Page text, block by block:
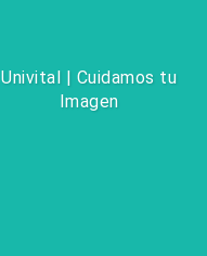
Univital | Cuidamos tu
Imagen